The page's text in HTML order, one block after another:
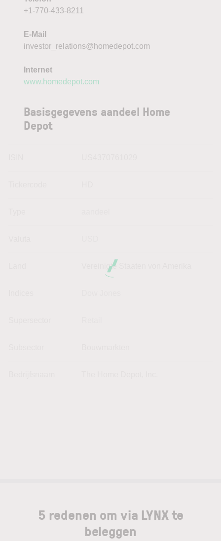
+1-770-433-8211
E-Mail
investor_relations@homedepot.com
Internet
www.homedepot.com
Basisgegevens aandeel Home
Depot
Vereinigte Staaten von Amerika
5 redenen om via LYNX te
beleggen